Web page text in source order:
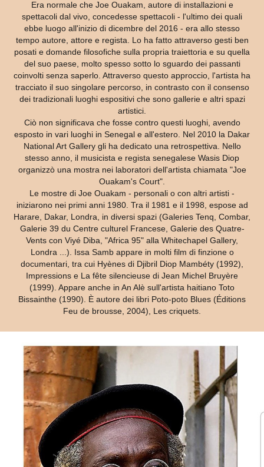
Era normale che Joe Ouakam, autore di installazioni e
spettacoli dal vivo, concedesse spettacoli - l'ultimo dei quali
ebbe luogo all'inizio di dicembre del 2016 - era allo stesso
tempo autore, attore e regista. Lo ha fatto attraverso gesti ben
posati e domande filosofiche sulla propria traiettoria e su quella
del suo paese, molto spesso sotto lo sguardo dei passanti
coinvolti senza saperlo. Attraverso questo approccio, l'artista ha
tracciato il suo singolare percorso, in contrasto con il consenso
dei tradizionali luoghi espositivi che sono gallerie e altri spazi
artistici.
Ciò non significava che fosse contro questi luoghi, avendo
esposto in vari luoghi in Senegal e all'estero. Nel 2010 la Dakar
National Art Gallery gli ha dedicato una retrospettiva. Nello
stesso anno, il musicista e regista senegalese Wasis Diop
organizzò una mostra nei laboratori dell'artista chiamata "Joe
Ouakam's Court".
Le mostre di Joe Ouakam - personali o con altri artisti -
iniziarono nei primi anni 1980. Tra il 1981 e il 1998, espose ad
Harare, Dakar, Londra, in diversi spazi (Galeries Tenq, Combar,
Galerie 39 du Centre culturel Francese, Galerie des Quatre-
Vents con Viyé Diba, "Africa 95" alla Whitechapel Gallery,
Londra ...). Issa Samb appare in molti film di finzione o
documentari, tra cui Hyènes di Djibril Diop Mambéty (1992),
Impressions e La fête silencieuse di Jean Michel Bruyère
(1999). Appare anche in An Alè sull'artista haitiano Toto
Bissainthe (1990). È autore dei libri Poto-poto Blues (Éditions
Feu de brousse, 2004), Les criquets.